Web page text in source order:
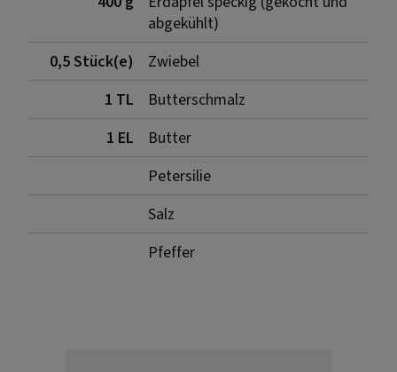
abgekühlt)
0,5 Stück(e)
Zwiebel
1 TL
Butterschmalz
1 EL
Butter
Petersilie
Salz
Pfeffer